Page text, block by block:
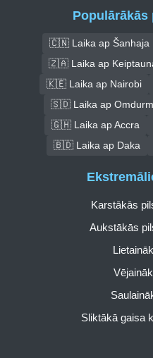
Populārākās
🇨🇳 Laika ap Šanhaja
🇿🇦 Laika ap
🇰🇪 Laika ap Nairobi
🇸🇩 Laika ap
🇬🇭 Laika ap Accra
🇧🇩 Laika ap Daka
Karstākās
Aukstākās
Sliktākā gaisa